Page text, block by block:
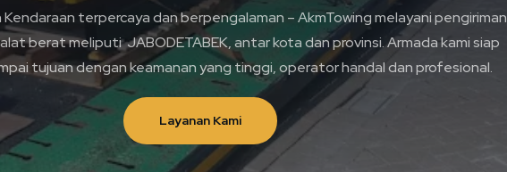
terpercaya dan berpengalaman – AkmTowing melayani pengiriman
berat meliputi JABODETABEK, antar kota dan provinsi. Armada kami siap
tujuan dengan keamanan yang tinggi, operator handal dan profesional.
Layanan Kami